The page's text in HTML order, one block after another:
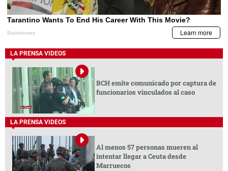
LA PRENSA VIDEOS
BCH emite comunicado por captura de
funcionarios vinculados al caso
LA PRENSA VIDEOS
Al menos 57 personas mueren al
intentar llegar a Ceuta desde
Marruecos